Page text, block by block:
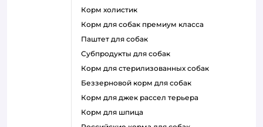
корм холистик
корм для собак премиум класса
паштет для собак
субпродукты для собак
корм для стерилизованных собак
беззерновой корм для собак
корм для джек рассел терьера
корм для шпица